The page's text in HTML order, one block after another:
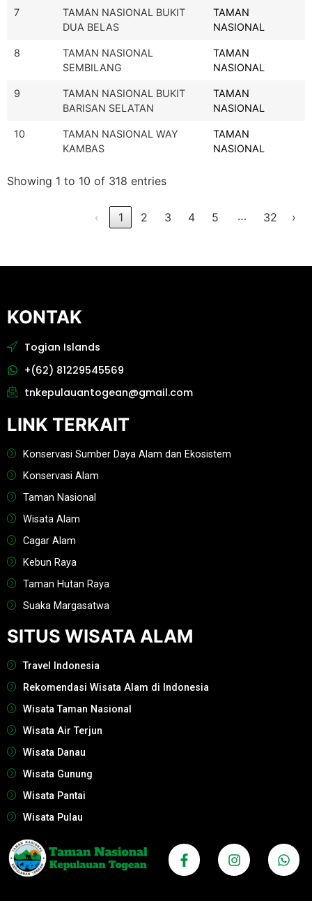
7
TAMAN NASIONAL BUKIT
DUA BELAS
TAMAN
NASIONAL
8
TAMAN NASIONAL
SEMBILANG
TAMAN
NASIONAL
9
TAMAN NASIONAL BUKIT
BARISAN SELATAN
TAMAN
NASIONAL
10
TAMAN NASIONAL WAY
KAMBAS
TAMAN
NASIONAL
Showing 1 to 10 of 318 entries
‹ 1 2 3 4 5 … 32 ›
KONTAK
Togian Islands
+(62) 81229545569
tnkepulauantogean@gmail.com
LINK TERKAIT
Konservasi Sumber Daya Alam dan Ekosistem
Konservasi Alam
Taman Nasional
Wisata Alam
Cagar Alam
Kebun Raya
Taman Hutan Raya
Suaka Margasatwa
SITUS WISATA ALAM
Travel Indonesia
Rekomendasi Wisata Alam di Indonesia
Wisata Taman Nasional
Wisata Air Terjun
Wisata Danau
Wisata Gunung
Wisata Pantai
Wisata Pulau